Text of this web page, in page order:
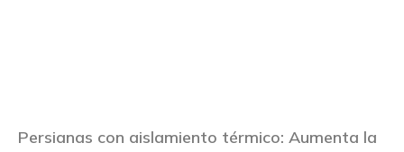
Persianas con aislamiento térmico: Aumenta la